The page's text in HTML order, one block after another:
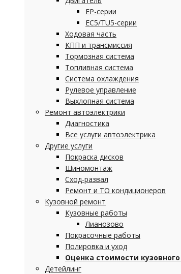
EP-серии
EC5/TU5-серии
Ходовая часть
КПП и трансмиссия
Тормозная система
Топливная система
Система охлаждения
Рулевое управление
Выхлопная система
Ремонт автоэлектрики
Диагностика
Все услуги автоэлектрика
Другие услуги
Покраска дисков
Шиномонтаж
Сход-развал
Ремонт и ТО кондиционеров
Кузовной ремонт
Кузовные работы
Лианозово
Покрасочные работы
Полировка и уход
Оценка стоимости
Детейлинг